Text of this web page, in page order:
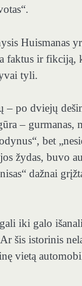
Huismanas
faktus ir fikciją,
tyli.
– po dviejų
– gurmanas,
bet
žydas, buvo
dažnai
iki galo
šis istorinis
vietą